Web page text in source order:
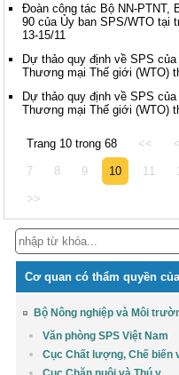
Đoàn công tác Bộ NN-PTNT,
90 của Ủy ban SPS/WTO tại
13-15/11
Dự thảo quy định về SPS
Thương mại Thế giới (WTO)
Dự thảo quy định về SPS
Thương mại Thế giới (WTO)
Trang 10 trong 68 << <
7 8 9 10 11
>>
Cơ quan có thẩm quyền
Bộ Nông nghiệp và Môi
Văn phòng SPS Việt Nam
Cục Chất lượng, Chế biến